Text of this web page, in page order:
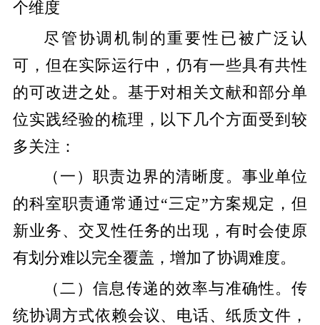
个维度
尽管协调机制的重要性已被广泛认
可，但在实际运行中，仍有一些具有共性
的可改进之处。基于对相关文献和部分单
位实践经验的梳理，以下几个方面受到较
多关注：
（一）职责边界的清晰度。事业单位
的科室职责通常通过“三定”方案规定，但
新业务、交叉性任务的出现，有时会使原
有划分难以完全覆盖，增加了协调难度。
（二）信息传递的效率与准确性。传
统协调方式依赖会议、电话、纸质文件，